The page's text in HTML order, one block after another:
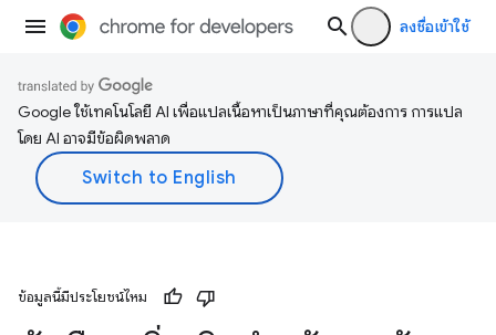
ลงชื่อเข้าใช้
Google ใช้เทคโนโลยี AI เพื่อแปลเนื้อหาเป็นภาษาที่คุณต้องการ การแปล
โดย AI อาจมีข้อผิดพลาด
ข้อมูลนี้มีประโยชน์ไหม